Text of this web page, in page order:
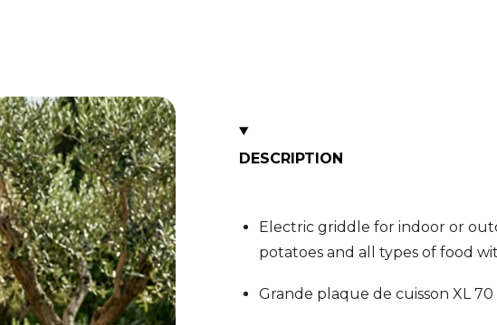
DESCRIPTION
Electric griddle for indoor or
potatoes and all types of food
Grande plaque de cuisson XL